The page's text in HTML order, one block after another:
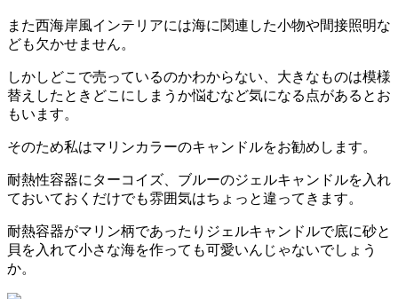
また西海岸風インテリアには海に関連した小物や間接照明な
ども欠かせません。
しかしどこで売っているのかわからない、大きなものは模様
替えしたときどこにしまうか悩むなど気になる点があるとお
もいます。
そのため私はマリンカラーのキャンドルをお勧めします。
耐熱性容器にターコイズ、ブルーのジェルキャンドルを入れ
ておいておくだけでも雰囲気はちょっと違ってきます。
耐熱容器がマリン柄であったりジェルキャンドルで底に砂と
貝を入れて小さな海を作っても可愛いんじゃないでしょう
か。